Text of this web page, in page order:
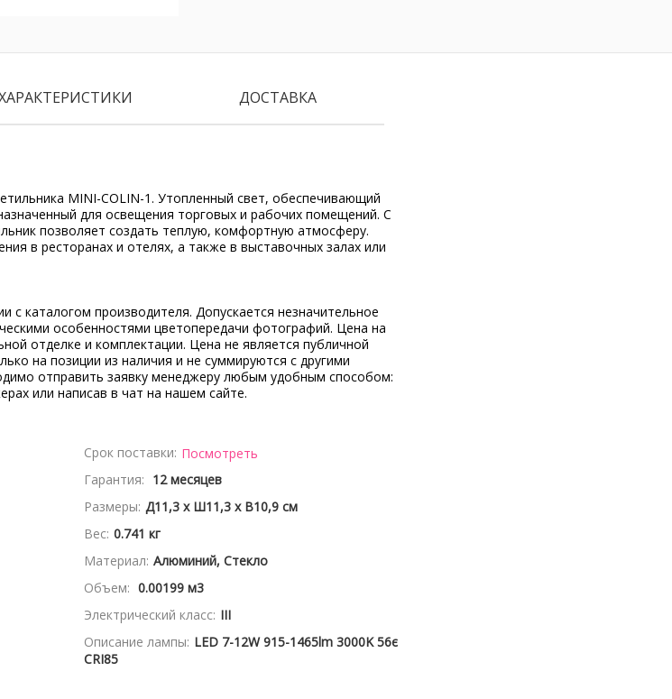
ДОСТАВКА
MINI-COLIN-1. Утопленный свет, обеспечивающий
для освещения торговых и рабочих помещений. С
позволяет создать теплую, комфортную атмосферу.
в ресторанах и отелях, а также в выставочных залах или
с каталогом производителя. Допускается незначительное
особенностями цветопередачи фотографий. Цена на
отделке и комплектации. Цена не является публичной
на позиции из наличия и не суммируются с другими
отправить заявку менеджеру любым удобным способом:
или написав в чат на нашем сайте.
Срок поставки: Посмотреть
Гарантия: 12 месяцев
Размеры: Д11,3 x Ш11,3 x В10,9 см
Вес: 0.741 кг
Материал: Алюминий, Стекло
Объем: 0.00199 м3
Электрический класс: III
Описание лампы: LED 7-12W 915-1465lm 3000K 56є
CRI85